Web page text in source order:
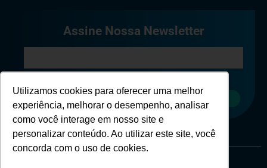
Utilizamos cookies para oferecer uma melhor
experiência, melhorar o desempenho, analisar
como você interage em nosso site e
personalizar conteúdo. Ao utilizar este site, você
concorda com o uso de cookies.
Assine Nossa Newsletter